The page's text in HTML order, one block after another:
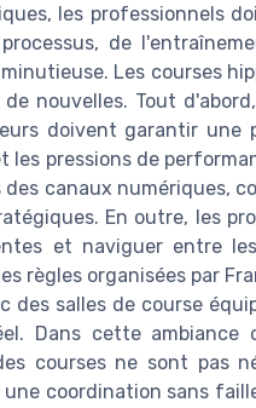
les professionnels
de
Les courses
nouvelles. Tout
doivent garantir une
les pressions de
canaux numériques,
En outre, les
et naviguer entre
règles organisées par
des salles de course
Dans cette ambiance
courses ne sont pas
une coordination sans